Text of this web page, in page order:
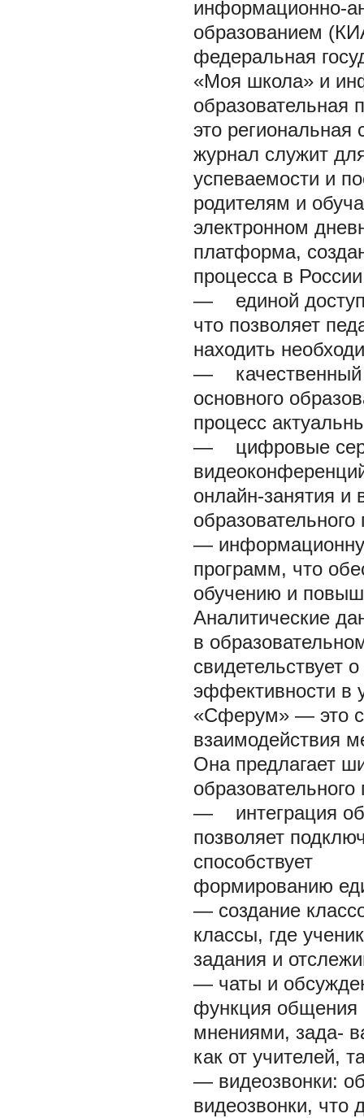
информационно-
образованием
федеральная
«Моя школа» и
это региональная
журнал служит
успеваемости и
родителям и
электронном
платформа,
процесса в
— единой доступ
что позволяет
находить
— качественный
основного
процесс
— цифровые
онлайн-занятия и
—
программ, что
обучению и
Аналитические
в
свидетельствует
эффективности в
«Сферум» — это
взаимодействия
Она предлагает
образовательного
— интеграция
позволяет
способствует
формированию
— создание
классы, где
задания и
— чаты и
функция общения
мнениями, зада-
как от учителей,
— видеозвонки:
видеозвонки, что